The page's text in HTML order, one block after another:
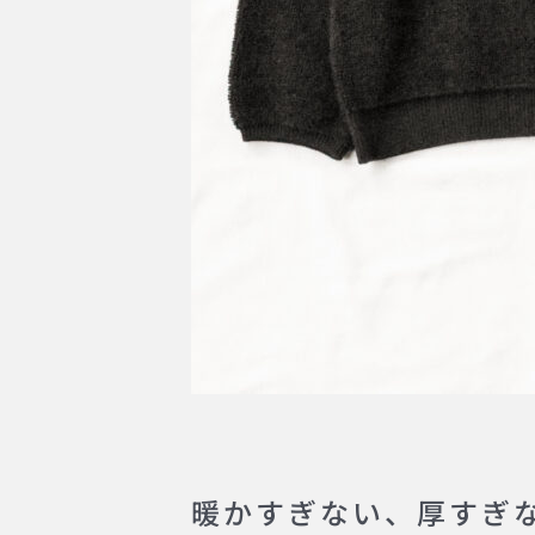
暖かすぎない、厚すぎ